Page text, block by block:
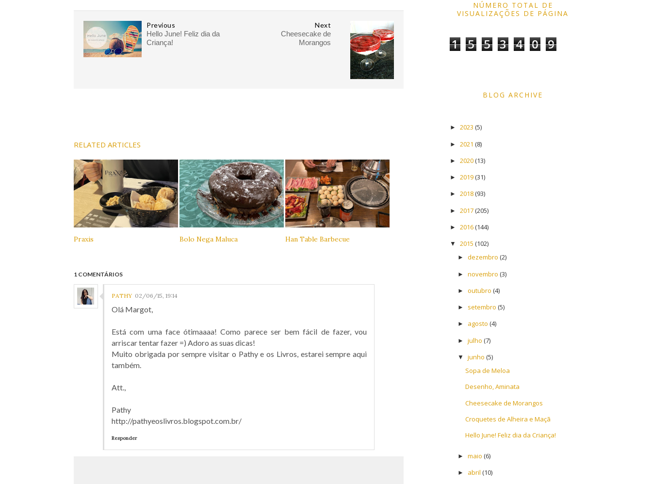
Next
Cheesecake de
Morangos
Previous
Hello June! Feliz dia da
Criança!
RELATED ARTICLES
Praxis Bolo Nega Maluca Han Table Barbecue
1 COMENTÁRIOS
PATHY 02/06/15, 19:14
Olá Margot,
Está com uma face ótimaaaa! Como parece ser bem fácil de fazer, vou
arriscar tentar fazer =) Adoro as suas dicas!
Muito obrigada por sempre visitar o Pathy e os Livros, estarei sempre aqui
também.
Att.,
Pathy
http://pathyeoslivros.blogspot.com.br/
Responder
NÚMERO TOTAL DE
VISUALIZAÇÕES DE PÁGINA
1 5 5 3 4 0 9
BLOG ARCHIVE
► 2023 (5)
► 2021 (8)
► 2020(13)
► 2019(31)
► 2018(93)
► 2017(205)
► 2016(144)
▼ 2015 (102)
► dezembro (2)
► novembro (3)
► outubro (4)
► setembro (5)
► agosto (4)
► julho (7)
▼ junho (5)
Sopa de Meloa
Desenho, Aminata
Cheesecake de Morangos
Croquetes de Alheira e Maçã
Hello June! Feliz dia da Criança!
► maio (6)
► abril (10)